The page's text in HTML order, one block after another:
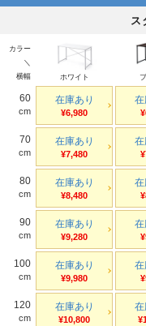
ス
カラー
＼
横幅
ホワイト
60
cm
在庫あり
¥6,980
在
70
cm
在庫あり
¥7,480
在
80
cm
在庫あり
¥8,480
在
90
cm
在庫あり
¥9,280
在
100
cm
在庫あり
¥9,980
在
120
cm
在庫あり
¥10,800
在